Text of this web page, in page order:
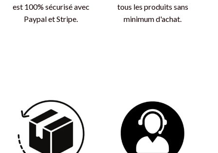
est 100% sécurisé avec
Paypal et Stripe.
tous les produits sans
minimum d'achat.